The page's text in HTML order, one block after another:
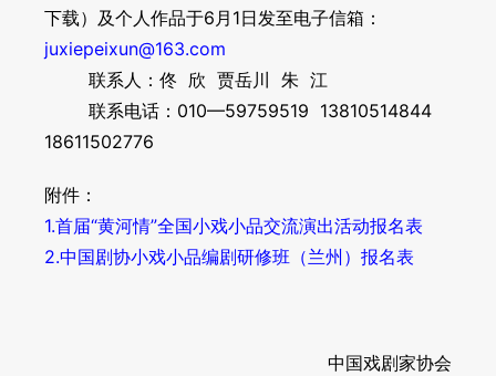
下载）及个人作品于6月1日发至电子信箱：
juxiepeixun@163.com
联系人：佟 欣 贾岳川 朱 江
联系电话：010—59759519 13810514844
18611502776
附件：
1.首届“黄河情”全国小戏小品交流演出活动报名表
2.中国剧协小戏小品编剧研修班（兰州）报名表
中国戏剧家协会